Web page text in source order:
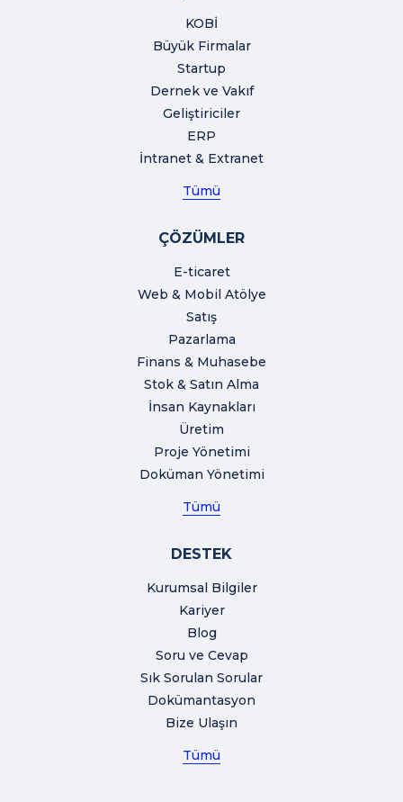
KOBİ
Büyük Firmalar
Startup
Dernek ve Vakıf
Geliştiriciler
ERP
İntranet & Extranet
Tümü
ÇÖZÜMLER
E-ticaret
Web & Mobil Atölye
Satış
Pazarlama
Finans & Muhasebe
Stok & Satın Alma
İnsan Kaynakları
Üretim
Proje Yönetimi
Doküman Yönetimi
Tümü
DESTEK
Kurumsal Bilgiler
Kariyer
Blog
Soru ve Cevap
Sık Sorulan Sorular
Dokümantasyon
Bize Ulaşın
Tümü